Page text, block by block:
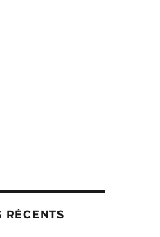
RÉCENTS